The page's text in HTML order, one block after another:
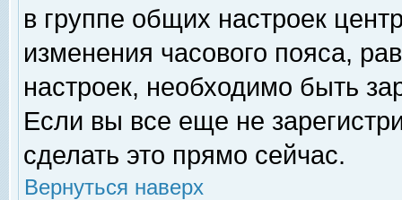
в группе общих настроек
изменения часового пояса,
настроек, необходимо быть
Если вы все еще не
сделать это прямо сейчас.
Вернуться наверх